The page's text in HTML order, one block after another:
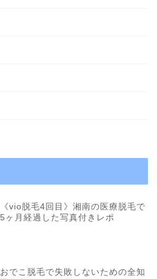
《vio脱毛4回目》湘南の医療脱毛で
5ヶ月経過した写真付きレポ
おでこ脱毛で失敗しないための全知